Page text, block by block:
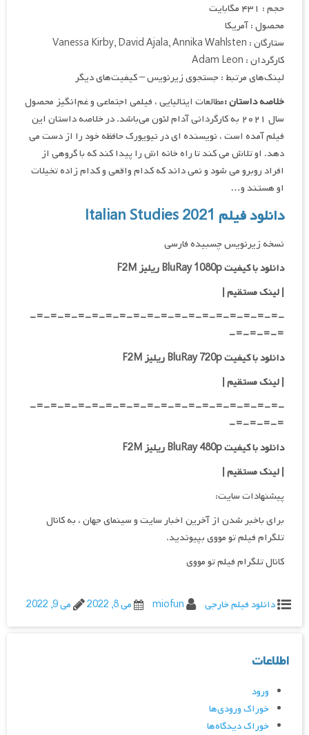
حجم : ۴۳۱ مگابایت
محصول : آمریکا
ستارگان : Vanessa Kirby, David Ajala, Annika Wahlsten
کارگردان : Adam Leon
لینک‌های مرتبط : جستجوی زیرنویس – کیفیت‌های دیگر
خلاصه داستان :مطالعات ایتالیایی ، فیلمی اجتماعی و غم‌انگیز محصول
سال ۲۰۲۱ به کارگردانی آدام لئون می‌باشد. در خلاصه داستان این
فیلم آمده است ، نویسنده ای در نیویورک حافظه خود را از دست می
دهد. او تلاش می کند تا راه خانه اش را پیدا کند که با گروهی از
افراد روبرو می شود و نمی داند که کدام واقعی و کدام زاده تخیلات
او هستند و…
دانلود فیلم Italian Studies 2021
نسخه زیرنویس چسبیده فارسی
دانلود با کیفیت BluRay 1080p ریلیز F2M
|لینک مستقیم|
-=-=-=-=-=-=-=-=-=-=-=-=-=-=-=-=-=-=-
=-=-=-=-
دانلود با کیفیت BluRay 720p ریلیز F2M
| لینک مستقیم|
-=-=-=-=-=-=-=-=-=-=-=-=-=-=-=-=-=-=-
=-=-=-=-
دانلود با کیفیت BluRay 480p ریلیز F2M
| لینک مستقیم|
پیشنهادات سایت:
برای باخبر شدن از آخرین اخبار سایت و سینمای جهان ، به کانال
تلگرام فیلم تو مووی بپیوندید.
کانال تلگرام فیلم تو مووی
دانلود فیلم خارجی miofun می 8, 2022 می 9, 2022
اطلاعات
ورود
خوراک ورودی‌ها
خوراک دیدگاه‌ها